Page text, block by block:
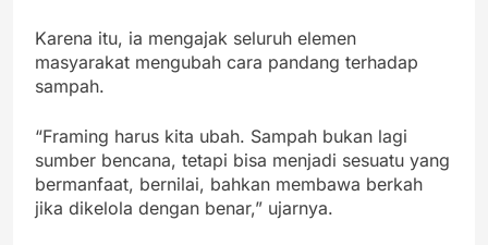
Karena itu, ia mengajak seluruh elemen
masyarakat mengubah cara pandang terhadap
sampah.
“Framing harus kita ubah. Sampah bukan lagi
sumber bencana, tetapi bisa menjadi sesuatu yang
bermanfaat, bernilai, bahkan membawa berkah
jika dikelola dengan benar,” ujarnya.